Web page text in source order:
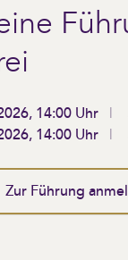
14:00 Uhr
14:00 Uhr
Zur Führung